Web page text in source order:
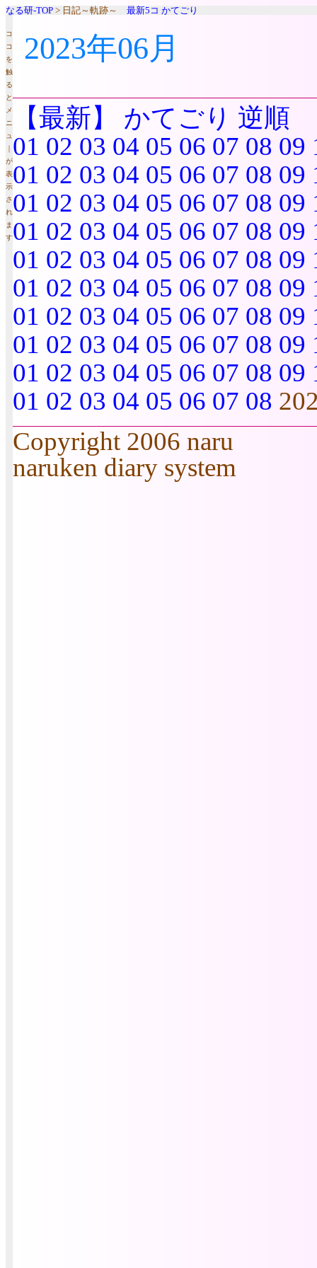
なる研-TOP > 日記～軌跡～ 最新5コ かてごり
コ
コ
を
触
る
と
メ
ニ
ュ
｜
が
表
示
さ
れ
ま
す
2023年06月
【最新】 かてごり 逆順
01 02 03 04 05 06 07 08 09
01 02 03 04 05 06 07 08 09
01 02 03 04 05 06 07 08 09
01 02 03 04 05 06 07 08 09
01 02 03 04 05 06 07 08 09
01 02 03 04 05 06 07 08 09
01 02 03 04 05 06 07 08 09
01 02 03 04 05 06 07 08 09
01 02 03 04 05 06 07 08 09
01 02 03 04 05 06 07 08
Copyright 2006 naru
naruken diary system